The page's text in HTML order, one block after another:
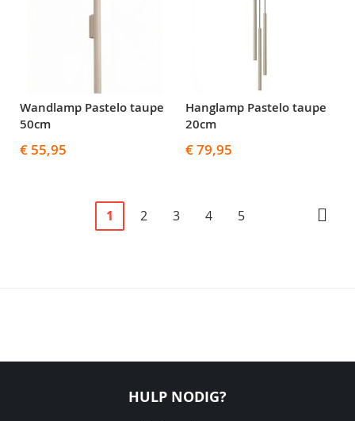
Wandlamp Pastelo taupe
50cm
€ 55,95
Hanglamp Pastelo taupe
20cm
€ 79,95
Pagina
U
1 Pagina
2 Pagina
3 Pagina
4 Pagina
5
HULP NODIG?